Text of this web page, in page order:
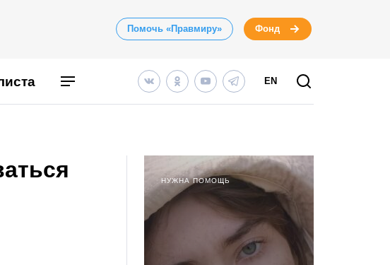
Помочь «Правмиру» Фонд
EN
НУЖНА ПОМОЩЬ